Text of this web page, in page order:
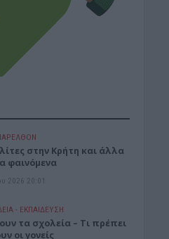
στην Κρήτη και άλλα
φαινόμενα
2026 20:01
- ΕΚΠΑΙΔΕΥΣΗ
τα σχολεία – Τι πρέπει
οι γονείς